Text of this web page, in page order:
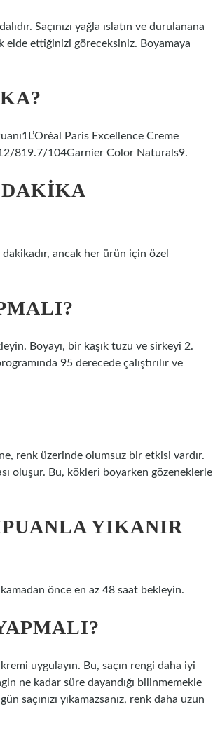
Saçınızı yağla ıslatın ve durulanana
elde ettiğinizi göreceksiniz. Boyamaya
Paris Excellence Creme
819.7/104Garnier Color Naturals9.
DAKIKA
ancak her ürün için özel
Boyayı, bir kaşık tuzu ve sirkeyi 2.
95 derecede çalıştırılır ve
renk üzerinde olumsuz bir etkisi vardır.
oluşur. Bu, kökleri boyarken gözeneklerle
YIKANIR
önce en az 48 saat bekleyin.
uygulayın. Bu, saçın rengi daha iyi
ne kadar süre dayandığı bilinmemekle
saçınızı yıkamazsanız, renk daha uzun